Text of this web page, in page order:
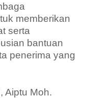
memberikan
serta
bantuan
penerima yang
Aiptu Moh.